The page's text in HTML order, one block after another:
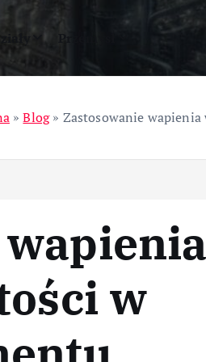
Przemysł
»Blog» Zastosowanie
w